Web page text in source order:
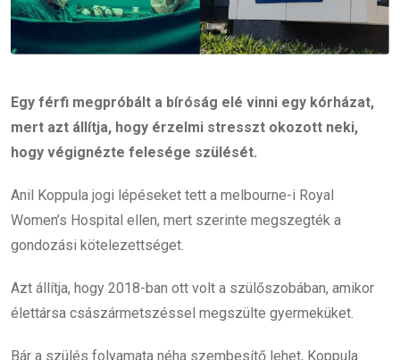
Egy férfi megpróbált a bíróság elé vinni egy kórházat,
mert azt állítja, hogy érzelmi stresszt okozott neki,
hogy végignézte felesége szülését.
Anil Koppula jogi lépéseket tett a melbourne-i Royal
Women’s Hospital ellen, mert szerinte megszegték a
gondozási kötelezettséget.
Azt állítja, hogy 2018-ban ott volt a szülőszobában, amikor
élettársa császármetszéssel megszülte gyermeküket.
Bár a szülés folyamata néha szembesítő lehet, Koppula